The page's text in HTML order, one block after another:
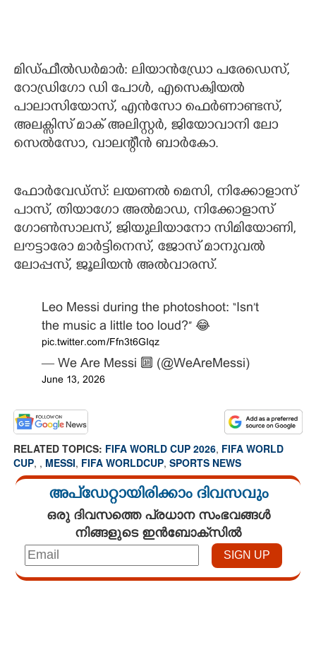
മിഡ്ഫീൽഡർമാർ: ലിയാൻഡ്രോ പരേഡെസ്,
റോഡ്രിഗോ ഡി പോൾ, എസെക്വിയൽ
പാലാസിയോസ്, എൻസോ ഫെർണാണ്ടസ്,
അലക്സിസ് മാക് അലിസ്റ്റർ, ജിയോവാനി ലോ
സെൽസോ, വാലന്റീൻ ബാർകോ.
ഫോർവേഡ്സ്: ലയണൽ മെസി, നിക്കോളാസ്
പാസ്, തിയാഗോ അൽമാഡ, നിക്കോളാസ്
ഗോൺസാലസ്, ജിയുലിയാനോ സിമിയോണി,
ലൗട്ടാരോ മാർട്ടിനെസ്, ജോസ് മാനുവൽ
ലോപ്പസ്, ജൂലിയൻ അൽവാരസ്.
Leo Messi during the photoshoot: “Isn’t
the music a little too loud?” 😂
pic.twitter.com/Ffn3t6GIqz
— We Are Messi 🔟 (@WeAreMessi)
June 13, 2026
RELATED TOPICS: FIFA WORLD CUP 2026, FIFA WORLD
CUP, , MESSI, FIFA WORLDCUP, SPORTS NEWS
അപ്ഡേറ്റായിരിക്കാം ദിവസവും
ഒരു ദിവസത്തെ പ്രധാന സംഭവങ്ങൾ
നിങ്ങളുടെ ഇൻബോക്സിൽ